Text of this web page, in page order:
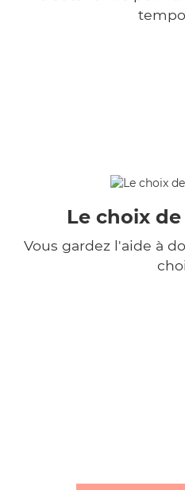
Le choix
Vous gardez l'aide à